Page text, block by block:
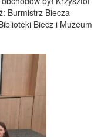
Burmistrz Biecza
Biecz i Muzeum